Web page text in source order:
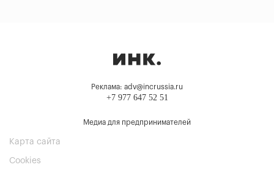
Реклама: adv@incrussia.ru
+7 977 647 52 51
Медиа для предпринимателей
Карта сайта
Cookies